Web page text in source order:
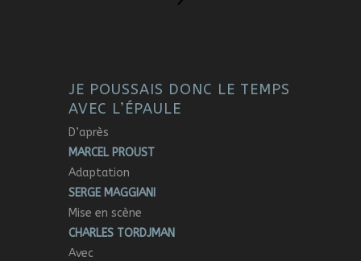
JE POUSSAIS DONC LE TEMPS
AVEC L’ÉPAULE
D’après
MARCEL PROUST
Adaptation
SERGE MAGGIANI
Mise en scène
CHARLES TORDJMAN
Avec